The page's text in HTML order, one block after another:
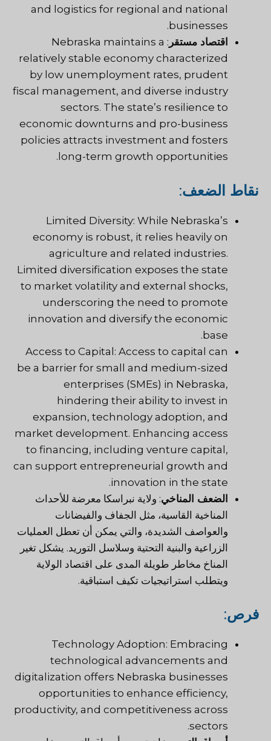
and logistics for regional and national
businesses
.
اقتصاد مستقر
: Nebraska maintains a
relatively stable economy characterized
by low unemployment rates, prudent
fiscal management, and diverse industry
sectors. The state’s resilience to
economic downturns and pro-business
policies attracts investment and fosters
long-term growth opportunities.
نقاط الضعف:
Limited Diversity: While Nebraska’s
economy is robust, it relies heavily on
agriculture and related industries.
Limited diversification exposes the state
to market volatility and external shocks,
underscoring the need to promote
innovation and diversify the economic
base.
Access to Capital: Access to capital can
be a barrier for small and medium-sized
enterprises (SMEs) in Nebraska,
hindering their ability to invest in
expansion, technology adoption, and
market development. Enhancing access
to financing, including venture capital,
can support entrepreneurial growth and
innovation in the state.
الضعف المناخي: ولاية نبراسكا معرضة للأحداث
المناخية القاسية، مثل الجفاف والفيضانات
والعواصف الشديدة، والتي يمكن أن تعطل العمليات
الزراعية والبنية التحتية وسلاسل التوريد. يشكل تغير
المناخ مخاطر طويلة المدى على اقتصاد الولاية
ويتطلب استراتيجيات تكيف استباقية.
فرص:
Technology Adoption: Embracing
technological advancements and
digitalization offers Nebraska businesses
opportunities to enhance efficiency,
productivity, and competitiveness across
sectors.